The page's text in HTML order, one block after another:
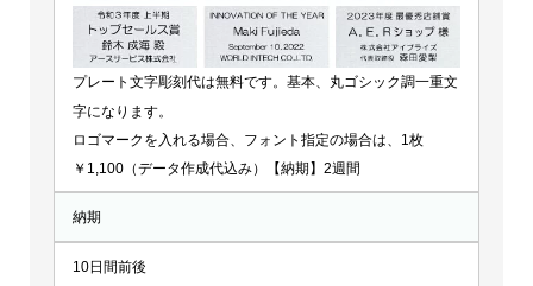
プレート文字彫刻代は無料です。基本、丸ゴシック調一重文
字になります。
ロゴマークを入れる場合、フォント指定の場合は、1枚
￥1,100（データ作成代込み）【納期】2週間
納期
10日間前後